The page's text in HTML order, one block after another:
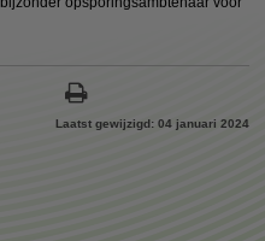
Laatst gewijzigd: 04 januari 2024